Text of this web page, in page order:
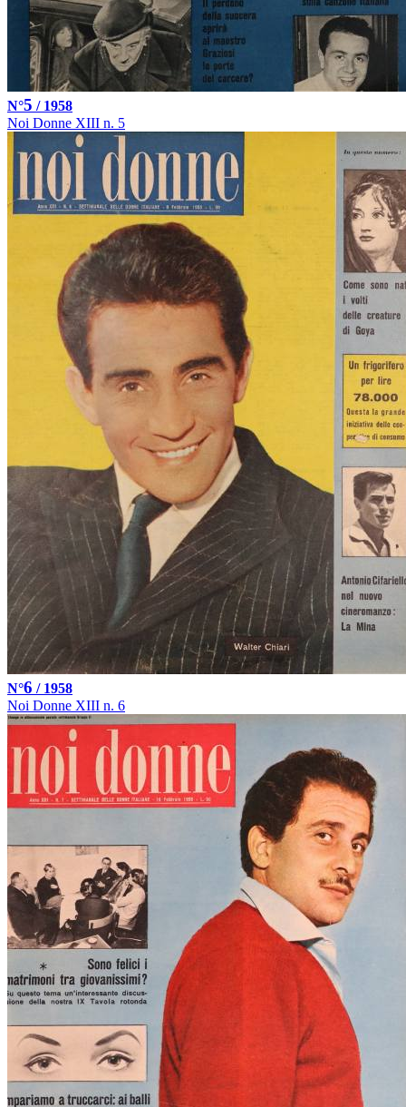
N°5 / 1958
Noi Donne XIII n. 5
N°6 / 1958
Noi Donne XIII n. 6